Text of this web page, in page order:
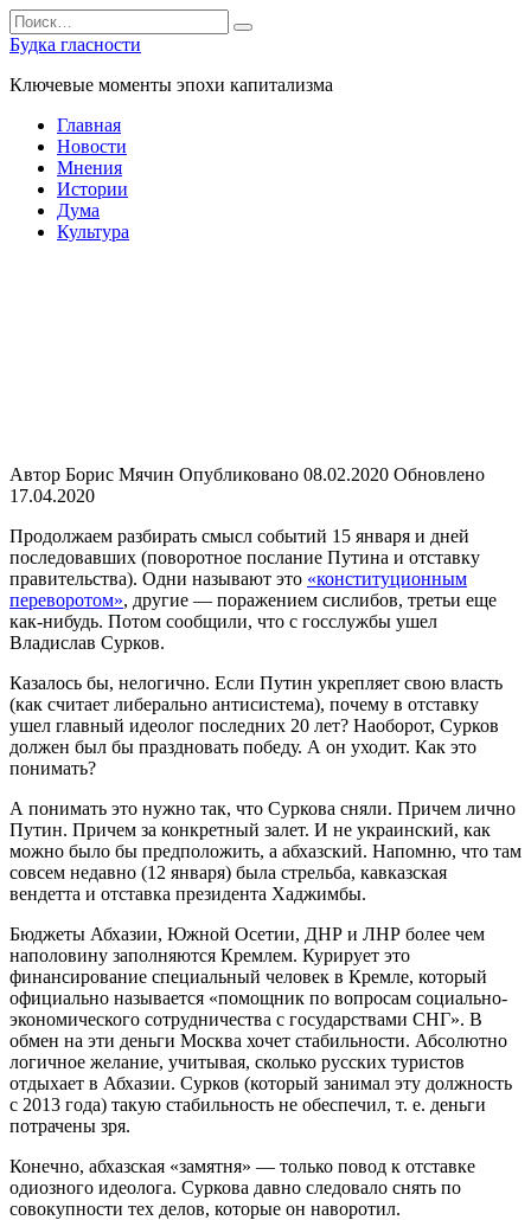
Перейти
к
содержанию
Search
for:
Будка гласности
Ключевые моменты эпохи капитализма
Главная
Новости
Мнения
Истории
Дума
Культура
Автор Борис Мячин Опубликовано 08.02.2020 Обновлено
17.04.2020
Продолжаем разбирать смысл событий 15 января и дней
последовавших (поворотное послание Путина и отставку
правительства). Одни называют это «конституционным
переворотом», другие — поражением сислибов, третьи еще
как-нибудь. Потом сообщили, что с госслужбы ушел
Владислав Сурков.
Казалось бы, нелогично. Если Путин укрепляет свою власть
(как считает либерально антисистема), почему в отставку
ушел главный идеолог последних 20 лет? Наоборот, Сурков
должен был бы праздновать победу. А он уходит. Как это
понимать?
А понимать это нужно так, что Суркова сняли. Причем лично
Путин. Причем за конкретный залет. И не украинский, как
можно было бы предположить, а абхазский. Напомню, что там
совсем недавно (12 января) была стрельба, кавказская
вендетта и отставка президента Хаджимбы.
Бюджеты Абхазии, Южной Осетии, ДНР и ЛНР более чем
наполовину заполняются Кремлем. Курирует это
финансирование специальный человек в Кремле, который
официально называется «помощник по вопросам социально-
экономического сотрудничества с государствами СНГ». В
обмен на эти деньги Москва хочет стабильности. Абсолютно
логичное желание, учитывая, сколько русских туристов
отдыхает в Абхазии. Сурков (который занимал эту должность
с 2013 года) такую стабильность не обеспечил, т. е. деньги
потрачены зря.
Конечно, абхазская «замятня» — только повод к отставке
одиозного идеолога. Суркова давно следовало снять по
совокупности тех делов, которые он наворотил.